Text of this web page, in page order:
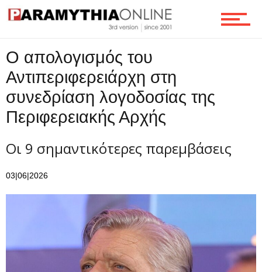
Ο απολογισμός του
Αντιπεριφερειάρχη στη
συνεδρίαση λογοδοσίας της
Περιφερειακής Αρχής
Οι 9 σημαντικότερες παρεμβάσεις
03|06|2026